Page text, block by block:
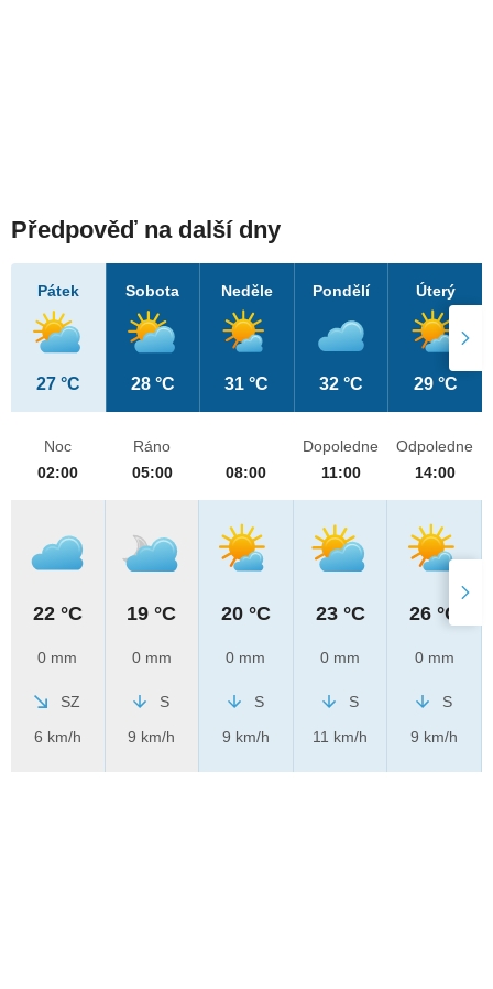
Předpověď na další dny
Pátek
27 °C
Sobota
28 °C
Neděle
31 °C
Pondělí
32 °C
Úterý
29 °C
Noc
02:00
22 °C
0 mm
SZ
6 km/h
Ráno
05:00
19 °C
0 mm
S
9 km/h
08:00
20 °C
0 mm
S
9 km/h
Dopoledne
11:00
23 °C
0 mm
S
11 km/h
Odpoledne
14:00
26 °C
0 mm
S
9 km/h